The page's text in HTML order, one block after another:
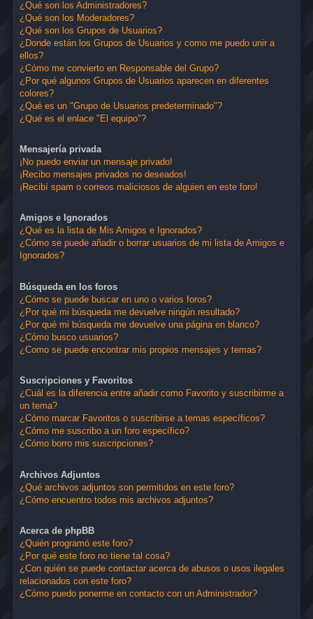
¿Qué son los Administradores?
¿Qué son los Moderadores?
¿Qué son los Grupos de Usuarios?
¿Donde están los Grupos de Usuarios y como me puedo unir a
ellos?
¿Cómo me convierto en Responsable del Grupo?
¿Por qué algunos Grupos de Usuarios aparecen en diferentes
colores?
¿Qué es un "Grupo de Usuarios predeterminado"?
¿Qué es el enlace "El equipo"?
Mensajería privada
¡No puedo enviar un mensaje privado!
¡Recibo mensajes privados no deseados!
¡Recibí spam o correos maliciosos de alguien en este foro!
Amigos e Ignorados
¿Qué es la lista de Mis Amigos e Ignorados?
¿Cómo se puede añadir o borrar usuarios de mi lista de Amigos e
Ignorados?
Búsqueda en los foros
¿Cómo se puede buscar en uno o varios foros?
¿Por qué mi búsqueda me devuelve ningún resultado?
¿Por qué mi búsqueda me devuelve una página en blanco?
¿Cómo busco usuarios?
¿Como se puede encontrar mis propios mensajes y temas?
Suscripciones y Favoritos
¿Cuál es la diferencia entre añadir como Favorito y suscribirme a
un tema?
¿Cómo marcar Favoritos o suscribirse a temas específicos?
¿Cómo me suscribo a un foro específico?
¿Cómo borro mis suscripciones?
Archivos Adjuntos
¿Qué archivos adjuntos son permitidos en este foro?
¿Cómo encuentro todos mis archivos adjuntos?
Acerca de phpBB
¿Quién programó este foro?
¿Por qué este foro no tiene tal cosa?
¿Con quién se puede contactar acerca de abusos o usos ilegales
relacionados con este foro?
¿Cómo puedo ponerme en contacto con un Administrador?